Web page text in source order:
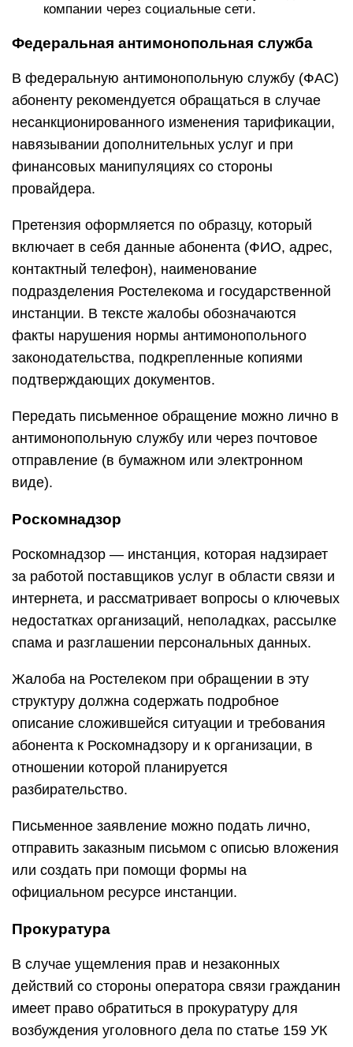
компании через социальные сети.
Федеральная антимонопольная служба
В федеральную антимонопольную службу (ФАС)
абоненту рекомендуется обращаться в случае
несанкционированного изменения тарификации,
навязывании дополнительных услуг и при
финансовых манипуляциях со стороны
провайдера.
Претензия оформляется по образцу, который
включает в себя данные абонента (ФИО, адрес,
контактный телефон), наименование
подразделения Ростелекома и государственной
инстанции. В тексте жалобы обозначаются
факты нарушения нормы антимонопольного
законодательства, подкрепленные копиями
подтверждающих документов.
Передать письменное обращение можно лично в
антимонопольную службу или через почтовое
отправление (в бумажном или электронном
виде).
Роскомнадзор
Роскомнадзор — инстанция, которая надзирает
за работой поставщиков услуг в области связи и
интернета, и рассматривает вопросы о ключевых
недостатках организаций, неполадках, рассылке
спама и разглашении персональных данных.
Жалоба на Ростелеком при обращении в эту
структуру должна содержать подробное
описание сложившейся ситуации и требования
абонента к Роскомнадзору и к организации, в
отношении которой планируется
разбирательство.
Письменное заявление можно подать лично,
отправить заказным письмом с описью вложения
или создать при помощи формы на
официальном ресурсе инстанции.
Прокуратура
В случае ущемления прав и незаконных
действий со стороны оператора связи гражданин
имеет право обратиться в прокуратуру для
возбуждения уголовного дела по статье 159 УК